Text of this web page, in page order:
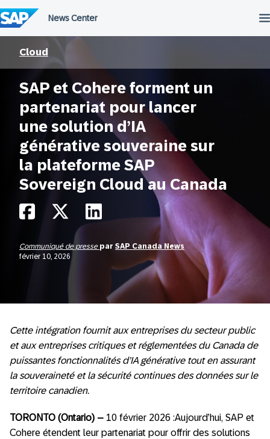
au
contenu
Cloud
SAP et Cohere forment un
partenariat pour lancer
une solution d’IA
générative souveraine sur
la plateforme SAP
Sovereign Cloud au Canada
Communiqué de presse par SAP Canada News
février 10, 2026
Cette intégration fournit aux entreprises du secteur public
et aux entreprises critiques et réglementées du Canada de
puissantes fonctionnalités d’IA générative tout en assurant
la souveraineté et la sécurité continues des données sur le
territoire canadien.
TORONTO (Ontario) – 10 février 2026 :Aujourd’hui, SAP et
Cohere étendent leur partenariat pour offrir des solutions